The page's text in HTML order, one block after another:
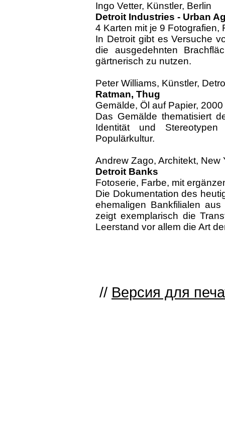
Ingo Vetter, Künstler, Berlin
Detroit Industries - Urban
4 Karten mit je 9 Fotografien,
In Detroit gibt es Versuche
die ausgedehnten
gärtnerisch zu nutzen.
Peter Williams, Künstler,
Ratman, Thug
Gemälde, Öl auf Papier, 2000
Das Gemälde thematisiert
Identität und
Populärkultur.
Andrew Zago, Architekt, New
Detroit Banks
Fotoserie, Farbe, mit
Die Dokumentation des
ehemaligen Bankfilialen
zeigt exemplarisch die
Leerstand vor allem die Art
// Версия для